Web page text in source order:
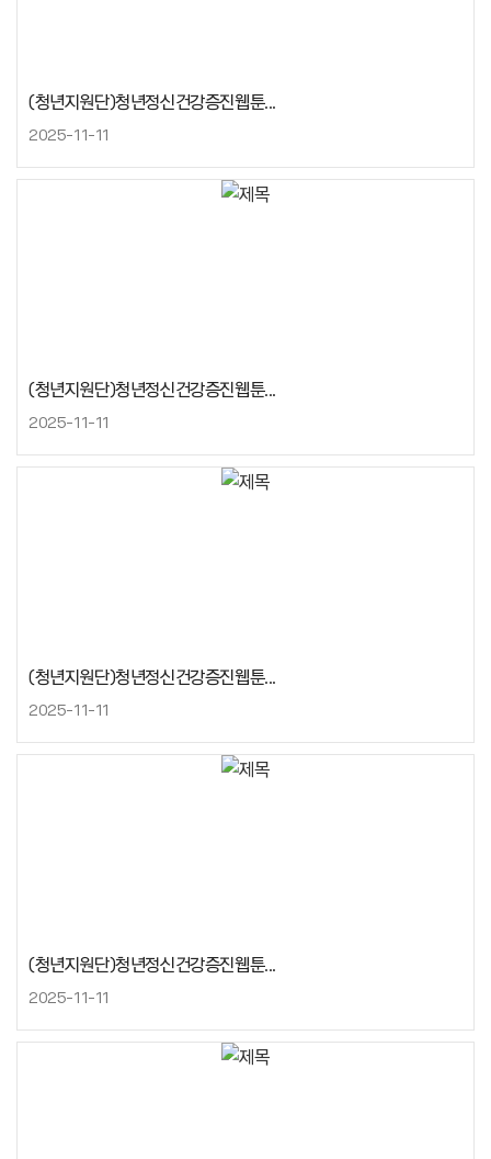
(청년지원단)청년정신건강증진웹툰...
2025-11-11
(청년지원단)청년정신건강증진웹툰...
2025-11-11
(청년지원단)청년정신건강증진웹툰...
2025-11-11
(청년지원단)청년정신건강증진웹툰...
2025-11-11